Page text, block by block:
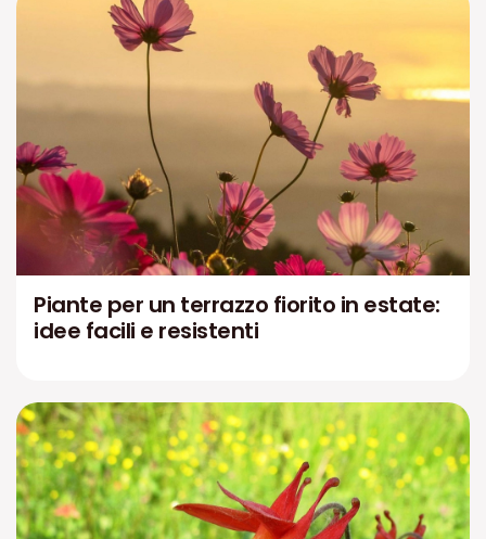
Piante per un terrazzo fiorito in estate:
idee facili e resistenti